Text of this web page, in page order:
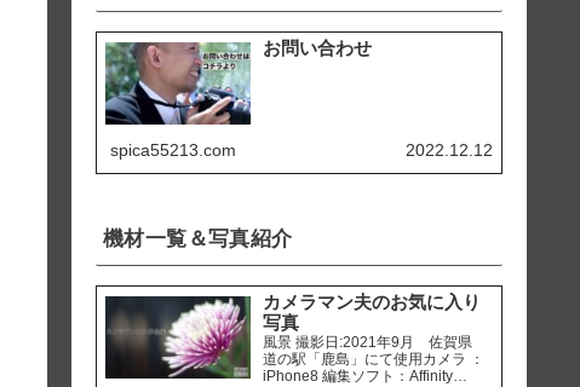
お問い合わせ
spica55213.com 2022.12.12
機材一覧＆写真紹介
カメラマン夫のお気に入り
写真
風景 撮影日:2021年9月 佐賀県
道の駅「鹿島」にて使用カメラ ：
iPhone8 編集ソフト：Affinity